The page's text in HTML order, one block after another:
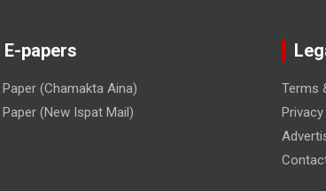
E-papers
Paper (Chamakta Aina)
Paper (New Ispat Mail)
Terms